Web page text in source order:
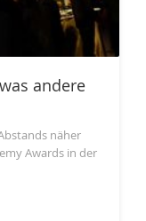
andere
näher
Awards in der